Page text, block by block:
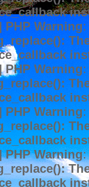
Warning
Warning
Warning
Warning: